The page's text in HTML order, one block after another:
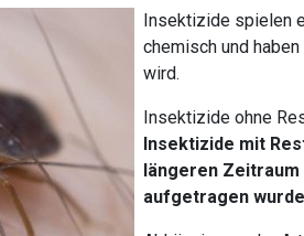
Insektizide spielen
chemisch und
wird.
Insektizide ohne
Insektizide mit
längeren Zeitraum
aufgetragen